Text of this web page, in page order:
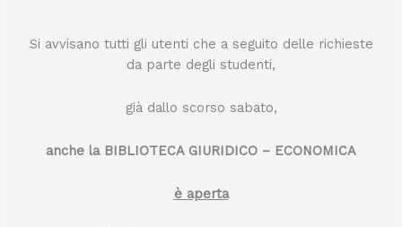
Si avvisano tutti gli utenti che a seguito delle richieste
da parte degli studenti,
già dallo scorso sabato,
anche la BIBLIOTECA GIURIDICO – ECONOMICA
è aperta